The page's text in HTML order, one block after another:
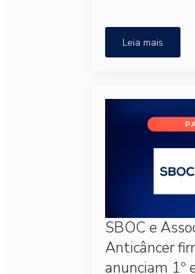
Leia mais
SBOC e
Anticâncer
anunciam 1º